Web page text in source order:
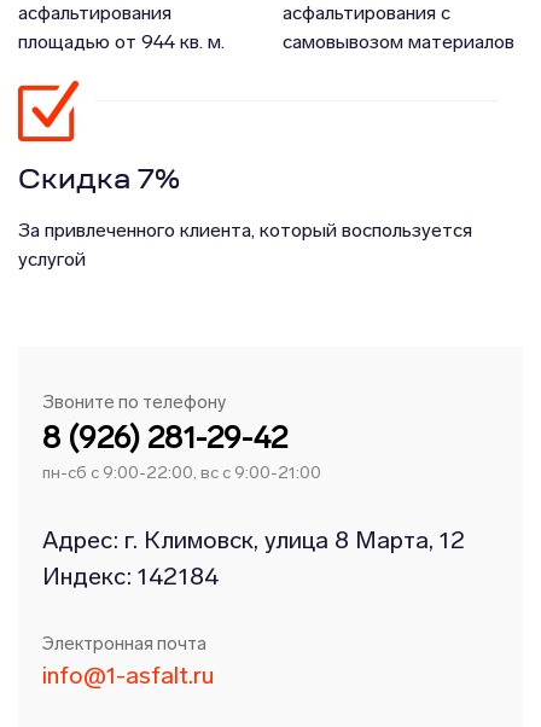
асфальтирования
площадью от 944 кв. м.
асфальтирования с
самовывозом материалов
Скидка 7%
За привлеченного клиента, который воспользуется
услугой
Звоните по телефону
8 (926) 281-29-42
пн-сб с 9:00-22:00, вс с 9:00-21:00
Адрес: г. Климовск, улица 8 Марта, 12
Индекс: 142184
Электронная почта
info@1-asfalt.ru